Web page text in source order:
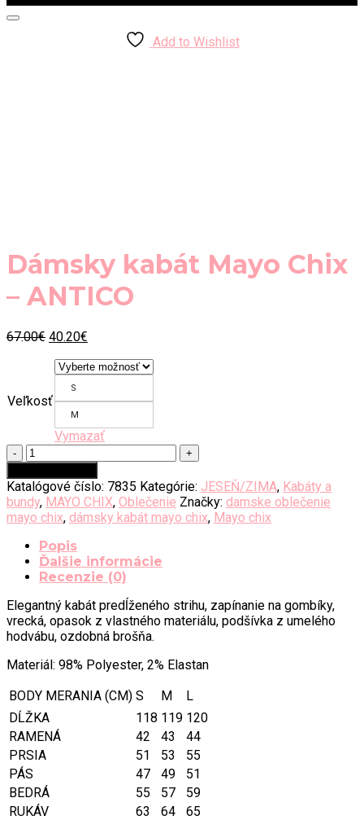
Add to Wishlist
Dámsky kabát Mayo Chix
– ANTICO
67.00€ Original
was:
67.00€.
40.20€
is:
Veľkosť
S
M
Vymazať
množstvo
Dámsky
kabát
Mayo
Chix
-
ANTICO
Katalógové číslo: 7835 Kategórie: JESEŇ/ZIMA, Kabáty a
bundy, MAYO CHIX, Oblečenie Značky: damske oblečenie
mayo chix, dámsky kabát mayo chix, Mayo chix
Popis
Ďalšie informácie
Recenzie (0)
Elegantný kabát predĺženého strihu, zapínanie na gombíky,
vrecká, opasok z vlastného materiálu, podšívka z umelého
hodvábu, ozdobná brošňa.
Materiál: 98% Polyester, 2% Elastan
BODY MERANIA (CM) S M
L
DĹŽKA
118 119 120
RAMENÁ
42 43
44
PRSIA
51 53
55
PÁS
47 49
51
BEDRÁ
55 57
59
RUKÁV
63 64 65